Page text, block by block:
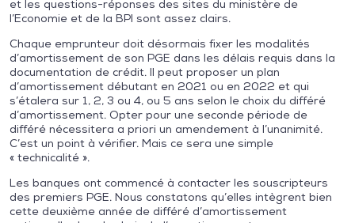
et les questions-réponses des sites du ministère de
l’Economie et de la BPI sont assez clairs.
Chaque emprunteur doit désormais fixer les modalités
d’amortissement de son PGE dans les délais requis dans la
documentation de crédit. Il peut proposer un plan
d’amortissement débutant en 2021 ou en 2022 et qui
s’étalera sur 1, 2, 3 ou 4, ou 5 ans selon le choix du différé
d’amortissement. Opter pour une seconde période de
différé nécessitera a priori un amendement à l’unanimité.
C’est un point à vérifier. Mais ce sera une simple
« technicalité ».
Les banques ont commencé à contacter les souscripteurs
des premiers PGE. Nous constatons qu’elles intègrent bien
cette deuxième année de différé d’amortissement